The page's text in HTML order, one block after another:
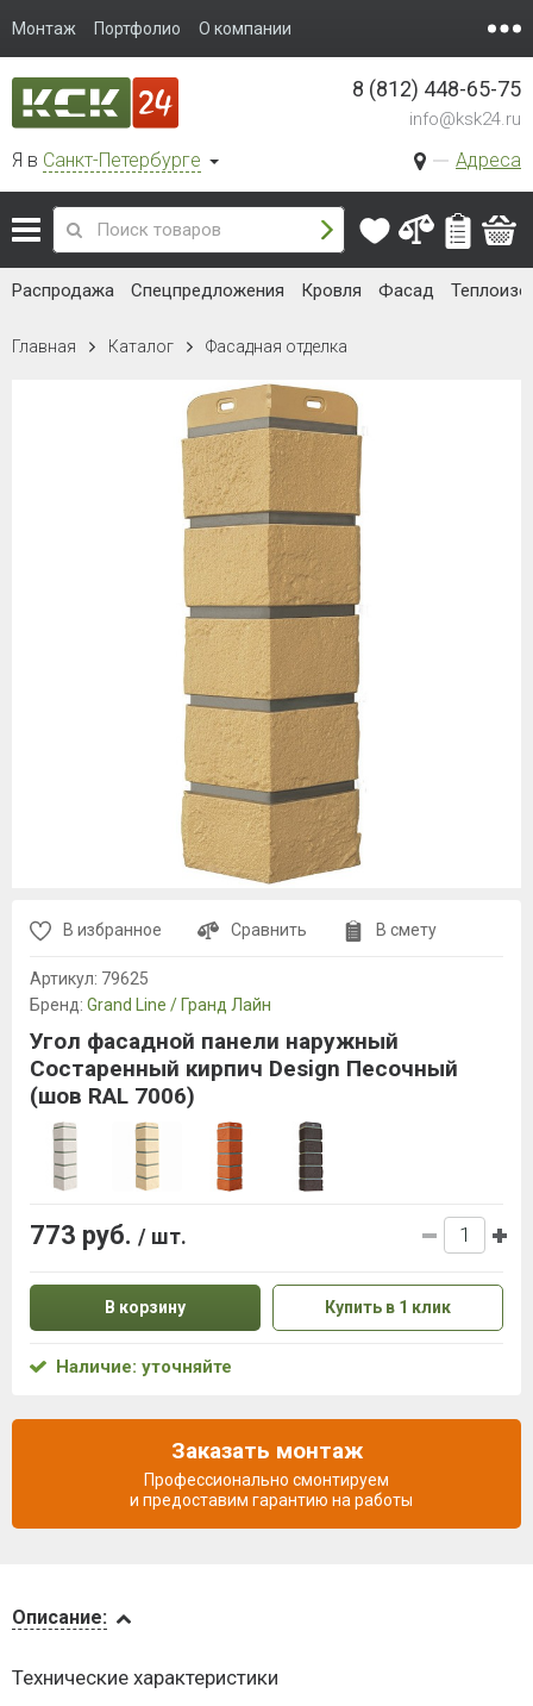
Монтаж Портфолио О компании
Я в Санкт-Петербурге Адреса
8 (812) 448-65-75
info@ksk24.ru
Распродажа Спецпредложения Кровля Фасад
Главная Каталог Фасадная отделка
и оплата
Описание:
Технические характеристики
В избранное Сравнить В смету
Артикул: 79625
Бренд: Grand Line / Гранд Лайн
Угол фасадной панели наружный
Состаренный кирпич Design Песочный
(шов RAL 7006)
773 руб. / шт.
В корзину Купить в 1 клик
Наличие: уточняйте
Заказать монтаж
Профессионально смонтируем
и предоставим гарантию на работы